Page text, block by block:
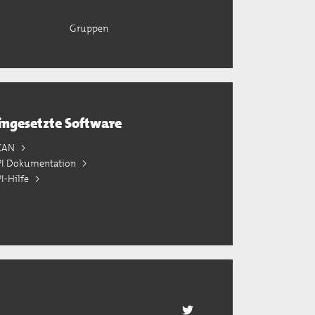
Gruppen
Software
Dokumentation
Hilfe